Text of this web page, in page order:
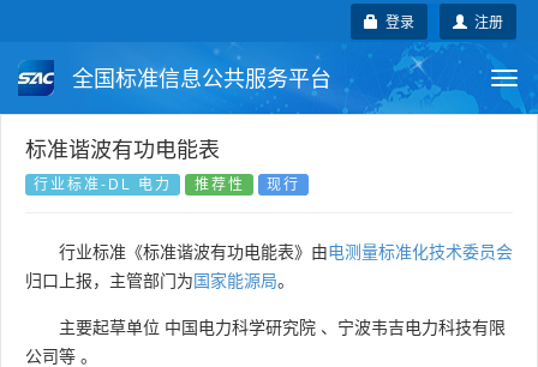
注册
登录
全国标准信息公共服务平台
国家标准
国外标准 技术委员会
标准谐波有功电能表
行业标准-DL 电力 推荐性 现行
行业标准《标准谐波有功电能表》由电测量标准化技术委员会
归口上报，主管部门为国家能源局。
主要起草单位 中国电力科学研究院 、 宁波韦吉电力科技有限
公司等 。